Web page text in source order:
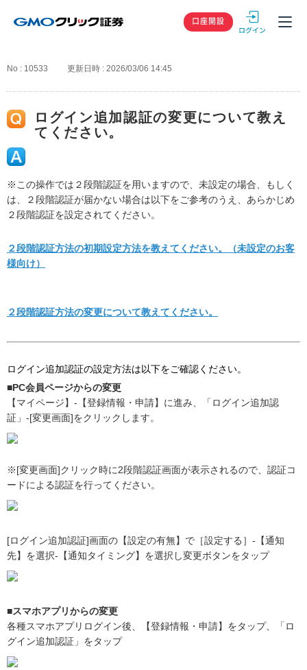
GMOクリック
口座開設
No : 10533 更新日時 : 2026/03/06 14:45
ログイン追加認証の変更について教え
てください。
※この操作では２段階認証を用いますので、未設定の場合、もしく
は、２段階認証が届かない場合は以下をご参考のうえ、あらかじめ
２段階認証を設定されてください。
２段階認証方法の初期設定方法を教えてください。（未設定のお客
様向け）
２段階認証方法の変更について教えてください。
ログイン追加認証の設定方法は以下をご確認ください。
■PC会員ページからの変更
【マイページ】-【登録情報・申請】に進み、「ログイン追加認
証」-[変更画面]をクリックします。
※[変更画面]クリック時に2段階認証画面が表示されるので、認証コ
ードによる認証を行ってください。
[ログイン追加認証]画面の【設定の有無】で［設定する］-【通知
先】を選択‐【通知タイミング】を選択し変更ボタンをタップ
■スマホアプリからの変更
各種スマホアプリログイン後、【登録情報・申請】をタップ、「ロ
グイン追加認証」をタップ